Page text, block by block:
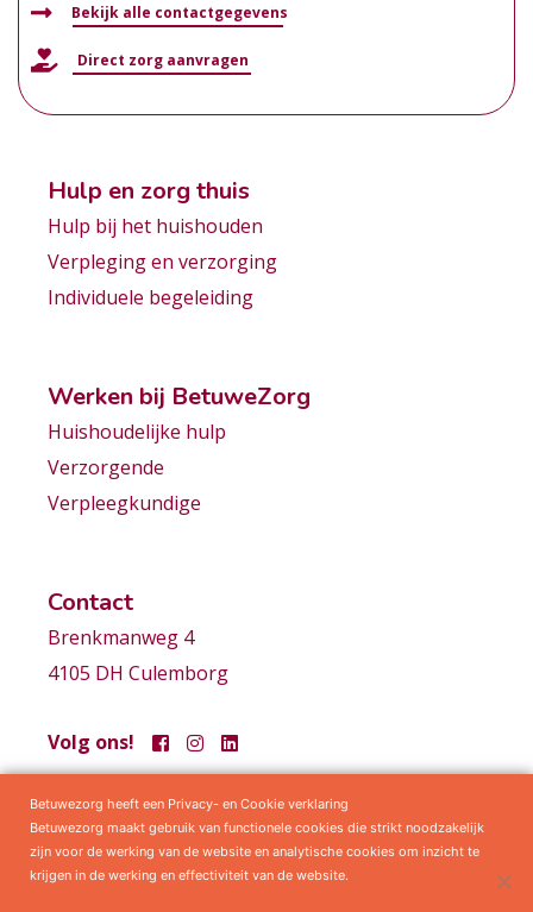
Bekijk alle contactgegevens
Direct zorg aanvragen
Hulp en zorg thuis
Hulp bij het huishouden
Verpleging en verzorging
Individuele begeleiding
Werken bij BetuweZorg
Huishoudelijke hulp
Verzorgende
Verpleegkundige
Contact
Brenkmanweg 4
4105 DH Culemborg
Volg ons!
Samenwerkingen Privacy statement Algemene voorwaarden
Betuwezorg heeft een Privacy- en Cookie verklaring
Betuwezorg maakt gebruik van functionele cookies die strikt noodzakelijk
zijn voor de werking van de website en analytische cookies om inzicht te
krijgen in de werking en effectiviteit van de website.